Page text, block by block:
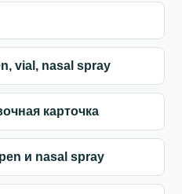
vial, nasal spray
карточка
и nasal spray